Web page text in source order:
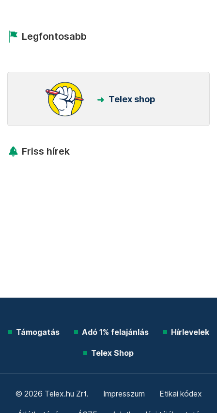
Legfontosabb
Telex shop
Friss hírek
Támogatás Adó 1% felajánlás Hírlevelek
Telex Shop
© 2026 Telex.hu Zrt. Impresszum Etikai kódex